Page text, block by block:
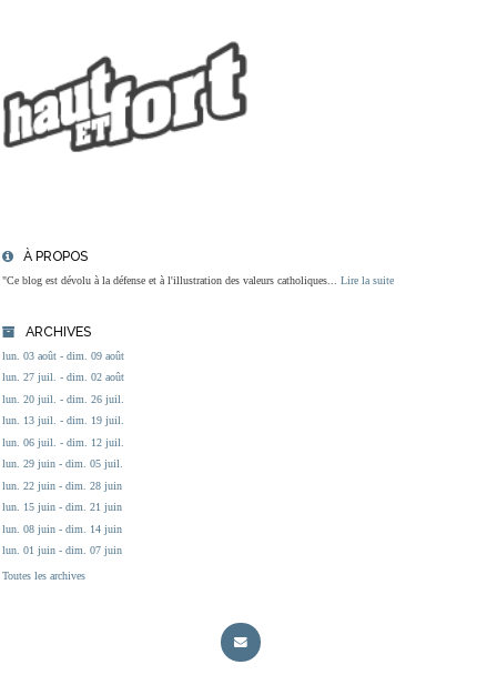
À PROPOS
"Ce blog est dévolu à la défense et à l'illustration des valeurs catholiques... Lire la suite
ARCHIVES
lun. 03 août - dim. 09 août
lun. 27 juil. - dim. 02 août
lun. 20 juil. - dim. 26 juil.
lun. 13 juil. - dim. 19 juil.
lun. 06 juil. - dim. 12 juil.
lun. 29 juin - dim. 05 juil.
lun. 22 juin - dim. 28 juin
lun. 15 juin - dim. 21 juin
lun. 08 juin - dim. 14 juin
lun. 01 juin - dim. 07 juin
Toutes les archives